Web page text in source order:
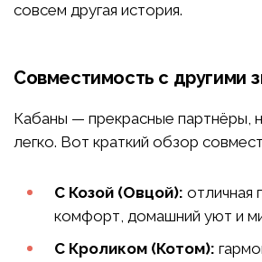
совсем другая история.
Совместимость с другими
Кабаны — прекрасные партнёры,
легко. Вот краткий обзор
С Козой (Овцой): отличная
комфорт, домашний уют и
С Кроликом (Котом):